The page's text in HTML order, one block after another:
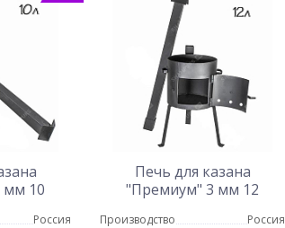
10
Россия
Печь для казана
"Премиум" 3 мм 12
Производство
Россия